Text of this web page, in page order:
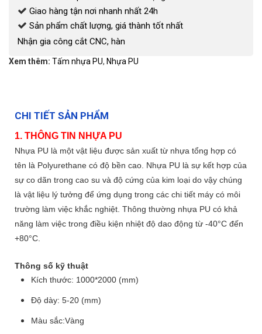
Giao hàng tận nơi nhanh nhất 24h
Sản phẩm chất lượng, giá thành tốt nhất
Nhận gia công cắt CNC, hàn
Xem thêm: Tấm nhựa PU, Nhựa PU
CHI TIẾT SẢN PHẨM
1. THÔNG TIN NHỰA PU
Nhựa PU là một vật liệu được sản xuất từ nhựa tổng hợp có
tên là Polyurethane có độ bền cao. Nhựa PU là sự kết hợp của
sự co dãn trong cao su và độ cứng của kim loại do vậy chúng
là vật liệu lý tưởng để ứng dụng trong các chi tiết máy có môi
trường làm việc khắc nghiệt. Thông thường nhựa PU có khả
năng làm việc trong điều kiện nhiệt độ dao động từ -40°C đến
+80°C.
Thông số kỹ thuật
Kích thước: 1000*2000 (mm)
Độ dày: 5-20 (mm)
Màu sắc:Vàng